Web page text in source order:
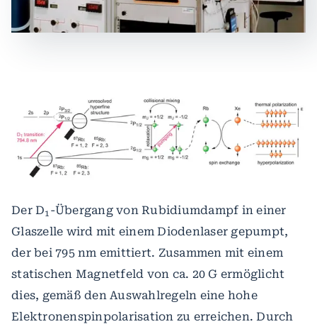
Der D1 -Übergang von Rubidiumdampf in einer
Glaszelle wird mit einem Diodenlaser gepumpt,
der bei 795 nm emittiert. Zusammen mit einem
statischen Magnetfeld von ca. 20 G ermöglicht
dies, gemäß den Auswahlregeln eine hohe
Elektronenspinpolarisation zu erreichen. Durch